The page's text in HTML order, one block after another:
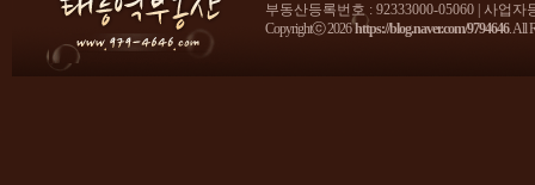
부동산등록번호 : 92333000-05060 | 사업
Copyrightⓒ 2026 https://blog.naver.com/9794646. All